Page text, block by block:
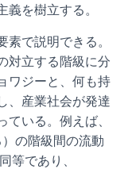
を樹立する。
で説明できる。
対立する階級に分
ワジーと、何も持
、産業社会が発達
いる。例えば、
の階級間の流動
等であり、